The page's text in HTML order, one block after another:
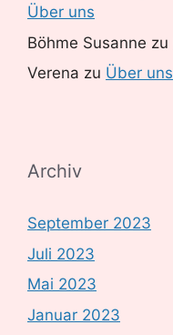
Über uns
Böhme Susanne zu
Verena zu Über uns
Archiv
September 2023
Juli 2023
Mai 2023
Januar 2023